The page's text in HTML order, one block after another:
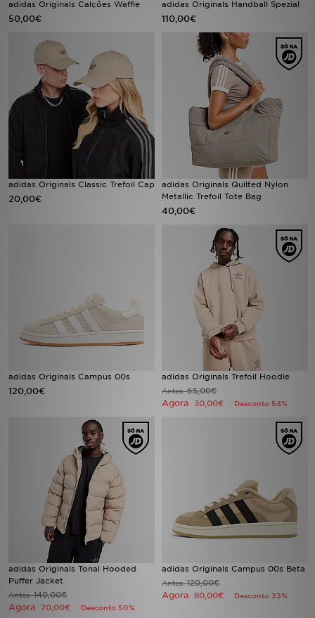
adidas Originals Calções Waffle
50,00€
adidas Originals Handball Spezial
110,00€
adidas Originals Classic Trefoil Cap
20,00€
adidas Originals Quilted Nylon
Metallic Trefoil Tote Bag
40,00€
adidas Originals Campus 00s
120,00€
adidas Originals Trefoil Hoodie
Antes65,00€
Agora 30,00€ Desconto 54%
adidas Originals Tonal Hooded
Puffer Jacket
Antes140,00€
Agora 70,00€ Desconto 50%
adidas Originals Campus 00s Beta
Antes120,00€
Agora 80,00€ Desconto 33%
MENSAGENS
MY JD
SUBSCREVE
ESTADO DO TEU PEDIDO